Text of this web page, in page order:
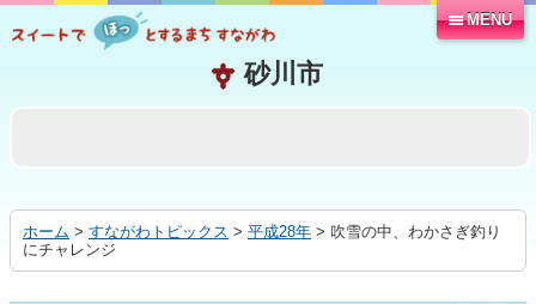
る
MENU
ホーム > すながわトピックス > 平成28年 > 吹雪の中、わかさぎ釣り
にチャレンジ